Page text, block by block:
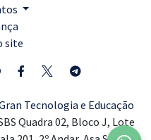
site
Tecnologia e Educação
Quadra 02, Bloco J, Lote